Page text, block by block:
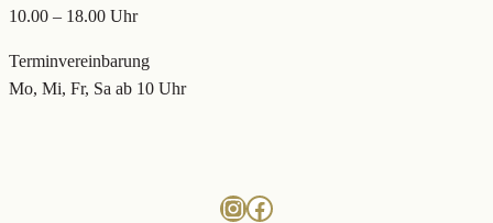
10.00 – 18.00 Uhr
Terminvereinbarung
Mo, Mi, Fr, Sa ab 10 Uhr
Instagram
Facebook